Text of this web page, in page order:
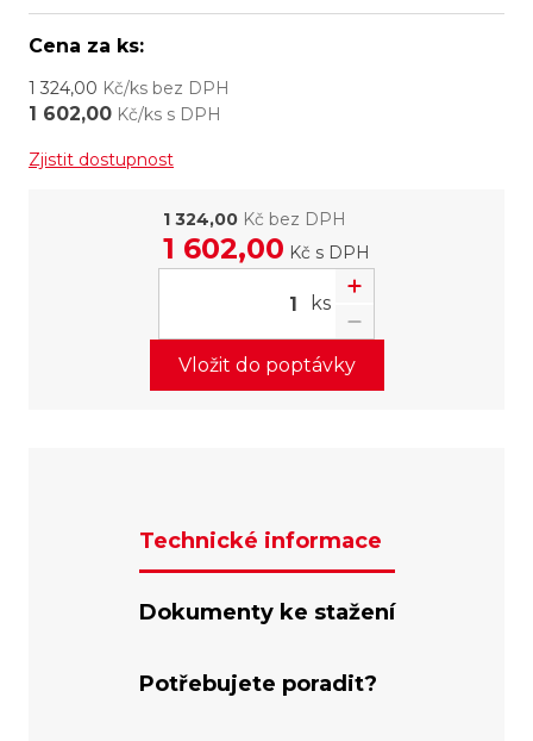
Cena za ks:
1 324,00 Kč/ks bez DPH
1 602,00 Kč/ks s DPH
Zjistit dostupnost
1 324,00 Kč bez DPH
1 602,00 Kč s DPH
ks
Vložit do poptávky
Technické informace
Dokumenty ke stažení
Potřebujete poradit?